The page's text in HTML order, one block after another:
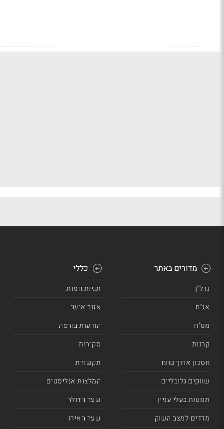
מדורים באתר
נדל"ן
אג"ח
מט"ח
קרנות
חסכון ארוך טווח
שווקים גלובליים
תנועות בעלי עניין
מדדים למצב השוק
כללי
תגיות חמות
אזור אישי
הודעות בורסה
סקירות
תקשורת
המלצות אנליסטים
שער הדולר
שער האירו